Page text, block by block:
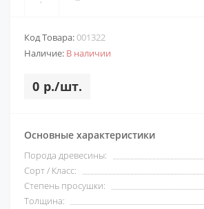
Код Товара:001322
Наличие: В наличии
0 р./шт.
Основные характеристики
Порода древесины:
Сорт / Класс:
Степень просушки:
Толщина: